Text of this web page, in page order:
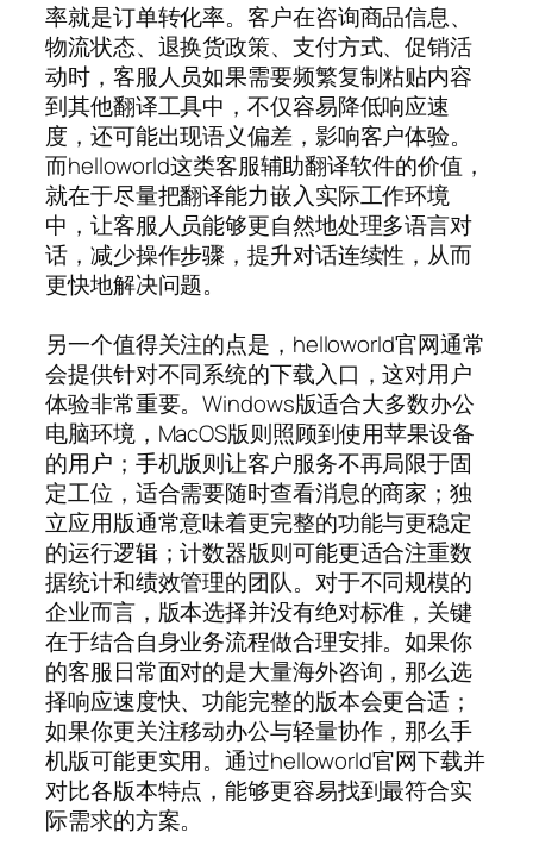
率就是订单转化率。客户在咨询商品信息、
物流状态、退换货政策、支付方式、促销活
动时，客服人员如果需要频繁复制粘贴内容
到其他翻译工具中，不仅容易降低响应速
度，还可能出现语义偏差，影响客户体验。
而helloworld这类客服辅助翻译软件的价值，
就在于尽量把翻译能力嵌入实际工作环境
中，让客服人员能够更自然地处理多语言对
话，减少操作步骤，提升对话连续性，从而
更快地解决问题。
另一个值得关注的点是，helloworld官网通常
会提供针对不同系统的下载入口，这对用户
体验非常重要。Windows版适合大多数办公
电脑环境，MacOS版则照顾到使用苹果设备
的用户；手机版则让客户服务不再局限于固
定工位，适合需要随时查看消息的商家；独
立应用版通常意味着更完整的功能与更稳定
的运行逻辑；计数器版则可能更适合注重数
据统计和绩效管理的团队。对于不同规模的
企业而言，版本选择并没有绝对标准，关键
在于结合自身业务流程做合理安排。如果你
的客服日常面对的是大量海外咨询，那么选
择响应速度快、功能完整的版本会更合适；
如果你更关注移动办公与轻量协作，那么手
机版可能更实用。通过helloworld官网下载并
对比各版本特点，能够更容易找到最符合实
际需求的方案。